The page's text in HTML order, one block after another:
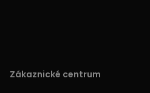
Zákaznické centrum